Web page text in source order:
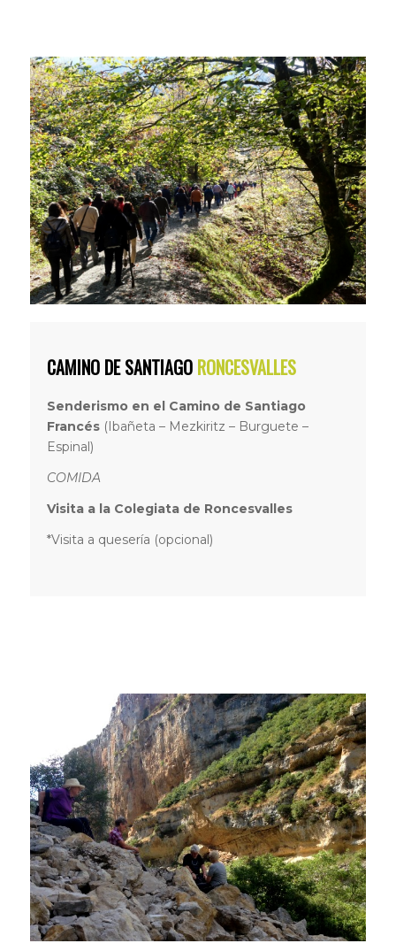
CAMINO DE SANTIAGO RONCESVALLES
Senderismo en el Camino de Santiago
Francés (Ibañeta – Mezkiritz – Burguete –
Espinal)
COMIDA
Visita a la Colegiata de Roncesvalles
*Visita a quesería (opcional)